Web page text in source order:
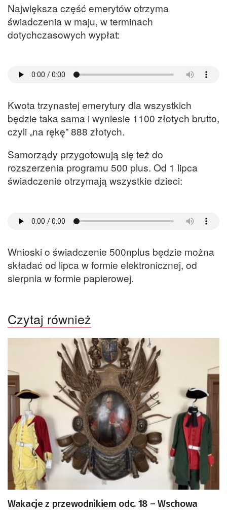
Największa część emerytów otrzyma
świadczenia w maju, w terminach
dotychczasowych wypłat:
Kwota trzynastej emerytury dla wszystkich
będzie taka sama i wyniesie 1100 złotych brutto,
czyli „na rękę” 888 złotych.
Samorządy przygotowują się też do
rozszerzenia programu 500 plus. Od 1 lipca
świadczenie otrzymają wszystkie dzieci:
Wnioski o świadczenie 500nplus będzie można
składać od lipca w formie elektronicznej, od
sierpnia w formie papierowej.
Czytaj również
Wakacje z przewodnikiem odc. 18 – Wschowa